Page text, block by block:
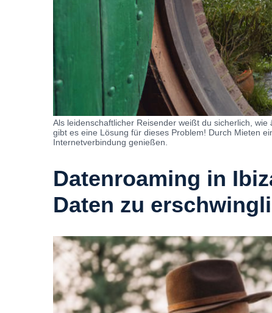
Als leidenschaftlicher Reisender weißt du sicherlich,
gibt es eine Lösung für dieses Problem! Durch Mieten
Internetverbindung genießen.
Datenroaming in
Daten zu